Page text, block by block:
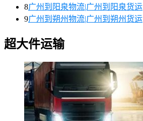
8广州到阳泉物流|广州到阳泉货运
9广州到朔州物流|广州到朔州货运
超大件运输